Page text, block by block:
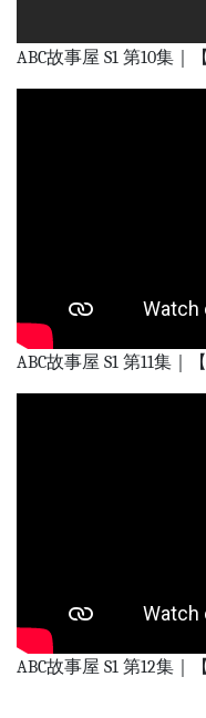
ABC故事屋 S1 第10集｜
ABC故事屋 S1 第11集｜
ABC故事屋 S1 第12集｜